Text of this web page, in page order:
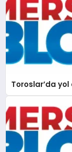
Toroslar’da yol